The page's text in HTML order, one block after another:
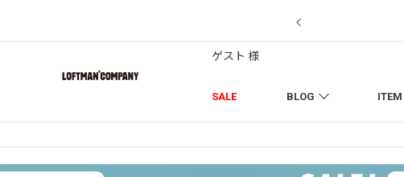
SALE BLOG ITEM
ゲスト 様